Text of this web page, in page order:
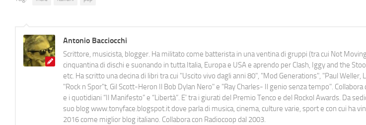
Antonio Bacciocchi
Scrittore, musicista, blogger. Ha militato come batterista in una ventina di gruppi (tra cui Not
cinquantina di dischi e suonando in tutta Italia, Europa e USA e aprendo per Clash, Iggy and the
etc. Ha scritto una decina di libri tra cui "Uscito vivo dagli anni 80", "Mod Generations", "Paul Weller,
"Rock n Spor"t, Gil Scott-Heron Il Bob Dylan Nero" e "Ray Charles- Il genio senza tempo". Collabora
e i quotidiani “Il Manifesto” e “Libertà”. E' tra i giurati del Premio Tenco e del Rockol Awards. Da
suo blog www.tonyface.blogspot.it dove parla di musica, cinema, culture varie, sport e con cui ha
2016 come miglior blog italiano. Collabora con Radiocoop dal 2003.